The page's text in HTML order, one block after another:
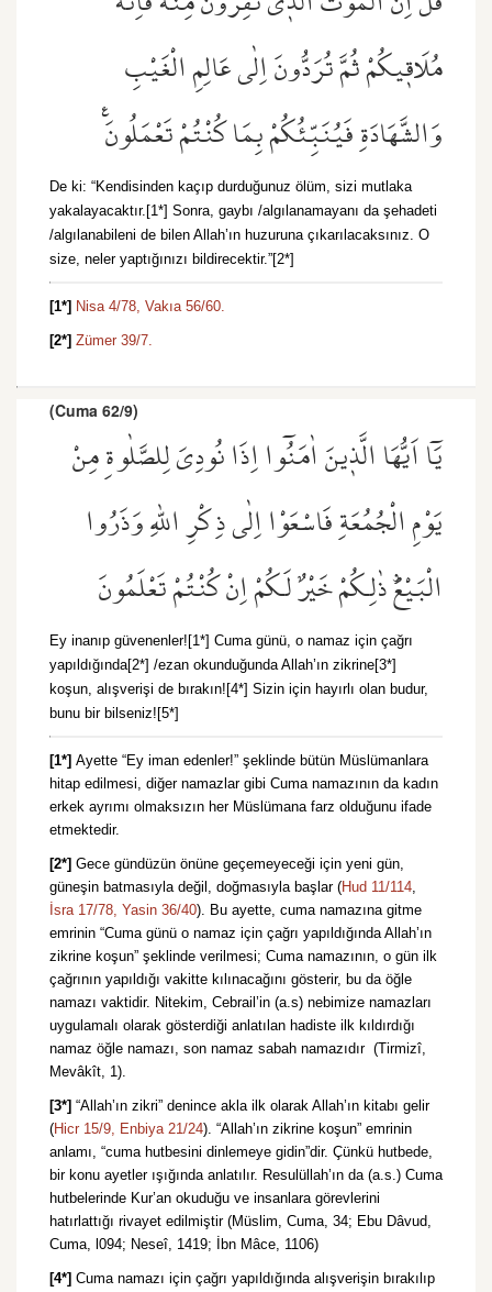
مُلَاق۪يكُمْ ثُمَّ تُرَدُّونَ اِلٰى عَالِمِ الْغَيْبِ
وَالشَّهَادَةِ فَيُنَبِّئُكُمْ بِمَا كُنْتُمْ تَعْمَلُونَ۟
De ki: “Kendisinden kaçıp durduğunuz ölüm, sizi mutlaka
yakalayacaktır.[1*] Sonra, gaybı /algılanamayanı da şehadeti
/algılanabileni de bilen Allah’ın huzuruna çıkarılacaksınız. O
size, neler yaptığınızı bildirecektir.”[2*]
[1*] Nisa 4/78, Vakıa 56/60.
[2*] Zümer 39/7.
(Cuma 62/9)
يَٓا اَيُّهَا الَّذ۪ينَ اٰمَنُٓوا اِذَا نُودِيَ لِلصَّلٰوةِ مِنْ
يَوْمِ الْجُمُعَةِ فَاسْعَوْا اِلٰى ذِكْرِ اللّٰهِ وَذَرُوا
الْبَيْعَۜ ذٰلِكُمْ خَيْرٌ لَكُمْ اِنْ كُنْتُمْ تَعْلَمُونَ
Ey inanıp güvenenler![1*] Cuma günü, o namaz için çağrı
yapıldığında[2*] /ezan okunduğunda Allah’ın zikrine[3*]
koşun, alışverişi de bırakın![4*] Sizin için hayırlı olan budur,
bunu bir bilseniz![5*]
[1*] Ayette “Ey iman edenler!” şeklinde bütün Müslümanlara
hitap edilmesi, diğer namazlar gibi Cuma namazının da kadın
erkek ayrımı olmaksızın her Müslümana farz olduğunu ifade
etmektedir.
[2*] Gece gündüzün önüne geçemeyeceği için yeni gün,
güneşin batmasıyla değil, doğmasıyla başlar (Hud 11/114,
İsra 17/78, Yasin 36/40). Bu ayette, cuma namazına gitme
emrinin “Cuma günü o namaz için çağrı yapıldığında Allah’ın
zikrine koşun” şeklinde verilmesi; Cuma namazının, o gün ilk
çağrının yapıldığı vakitte kılınacağını gösterir, bu da öğle
namazı vaktidir. Nitekim, Cebrail’in (a.s) nebimize namazları
uygulamalı olarak gösterdiği anlatılan hadiste ilk kıldırdığı
namaz öğle namazı, son namaz sabah namazıdır (Tirmizî,
Mevâkît, 1).
[3*] “Allah’ın zikri” denince akla ilk olarak Allah’ın kitabı gelir
(Hicr 15/9, Enbiya 21/24). “Allah’ın zikrine koşun” emrinin
anlamı, “cuma hutbesini dinlemeye gidin”dir. Çünkü hutbede,
bir konu ayetler ışığında anlatılır. Resulüllah’ın da (a.s.) Cuma
hutbelerinde Kur’an okuduğu ve insanlara görevlerini
hatırlattığı rivayet edilmiştir (Müslim, Cuma, 34; Ebu Dâvud,
Cuma, l094; Neseî, 1419; İbn Mâce, 1106)
[4*] Cuma namazı için çağrı yapıldığında alışverişin bırakılıp